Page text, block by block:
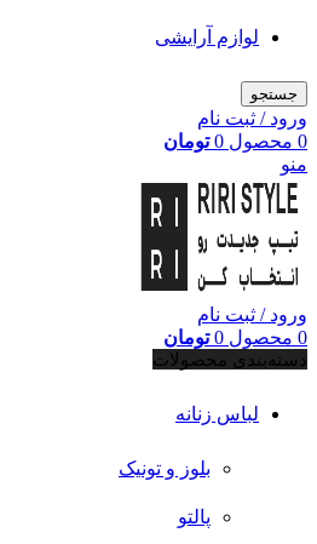
لوازم آرایشی
جستجو
ورود / ثبت نام
0 محصول 0 تومان
منو
ورود / ثبت نام
0 محصول 0 تومان
دسته‌بندی محصولات
لباس زنانه
بلوز و تونیک
پالتو